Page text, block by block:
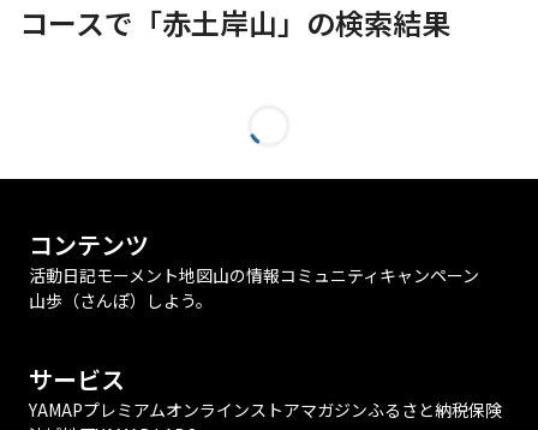
コースで「赤土岸山」の検索結果
コンテンツ
活動日記モーメント地図山の情報コミュニティ キャンペーン
山歩（さんぽ）しよう。
サービス
YAMAPプレミアムオンラインストアマガジンふるさと納税保険